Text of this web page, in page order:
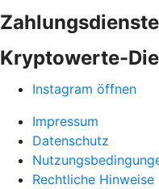
Kryptowerte-
Instagram öffnen
Impressum
Datenschutz
Rechtliche Hinweise